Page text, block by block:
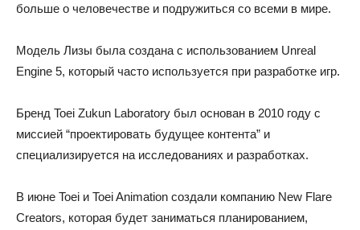
больше о человечестве и подружиться со всеми в мире.
Модель Лизы была создана с использованием Unreal
Engine 5, который часто используется при разработке игр.
Бренд Toei Zukun Laboratory был основан в 2010 году с
миссией “проектировать будущее контента” и
специализируется на исследованиях и разработках.
В июне Toei и Toei Animation создали компанию New Flare
Creators, которая будет заниматься планированием,